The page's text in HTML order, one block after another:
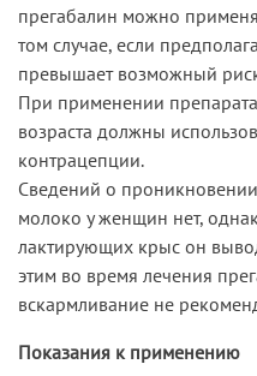
прегабалин можно
том случае, если
превышает возможный
При применении
возраста должны
контрацепции.
Сведений о
молоко у женщин нет,
лактирующих крыс он
этим во время лечения
вскармливание не
Показания к применению